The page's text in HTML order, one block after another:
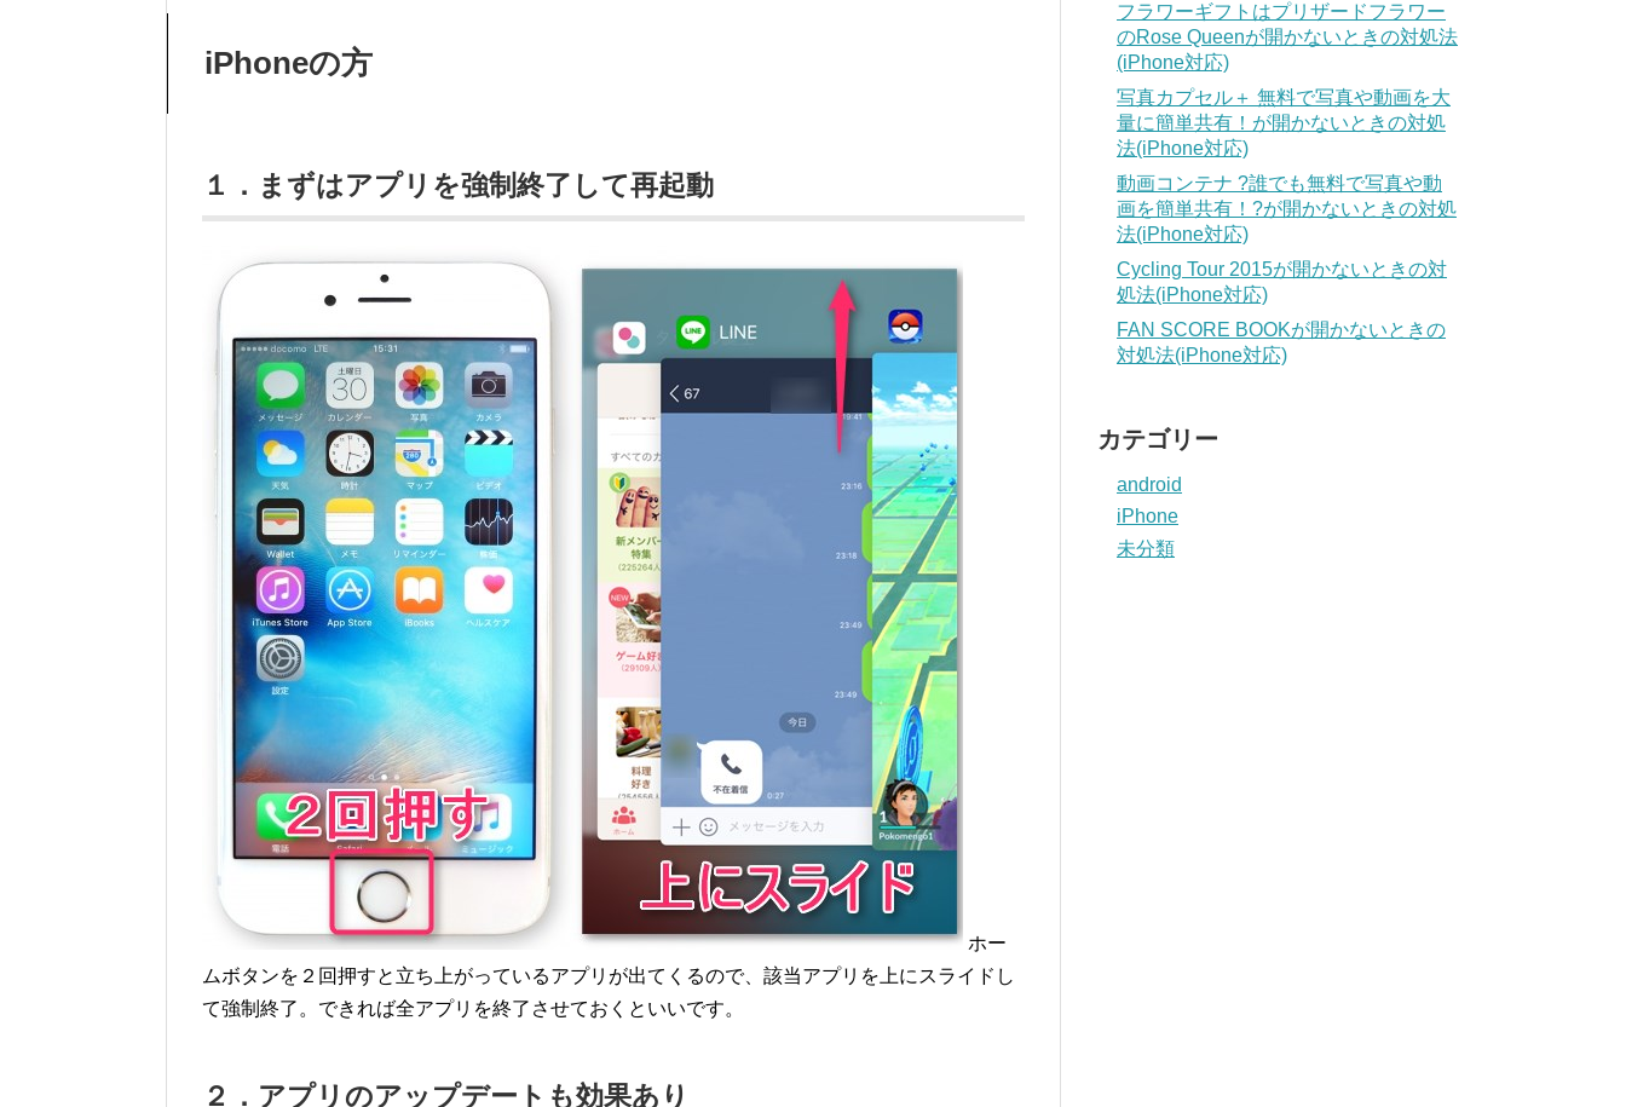
iPhoneの方
１．まずはアプリを強制終了して再起動
ホー
ムボタンを２回押すと立ち上がっているアプリが出てくるので、該当アプリを上にスライドし
て強制終了。できれば全アプリを終了させておくといいです。
２．アプリのアップデートも効果あり
フラワーギフトはプリザードフラワー
のRose Queenが開かないときの対処法
(iPhone対応)
写真カプセル＋ 無料で写真や動画を大
量に簡単共有！が開かないときの対処
法(iPhone対応)
動画コンテナ ?誰でも無料で写真や動
画を簡単共有！?が開かないときの対処
法(iPhone対応)
Cycling Tour 2015が開かないときの対
処法(iPhone対応)
FAN SCORE BOOKが開かないときの
対処法(iPhone対応)
カテゴリー
android
iPhone
未分類